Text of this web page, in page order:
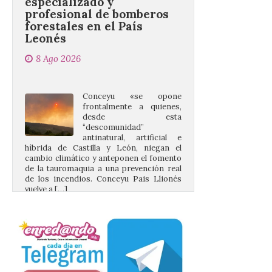
forestales en el País
Leonés
8 Ago 2026
desde esta
“descomunidad”
antinatural, artificial e
híbrida de Castilla y León, niegan el
cambio climático y anteponen el fomento
de la tauromaquia a una prevención real
de los incendios. Conceyu Pais Llionés
vuelve a […]
Santander aconseja acudir
a pie o en transporte
público y evitar el
vehículo privado para el
eclipse